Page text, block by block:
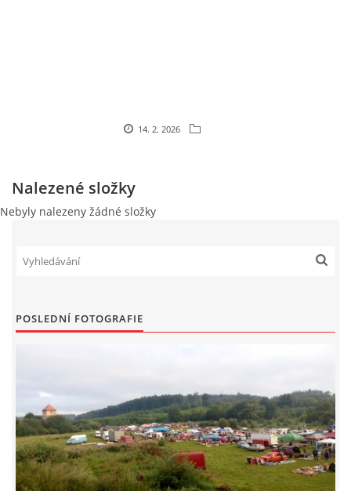
14. 2. 2026
Nalezené složky
Nebyly nalezeny žádné složky
POSLEDNÍ FOTOGRAFIE